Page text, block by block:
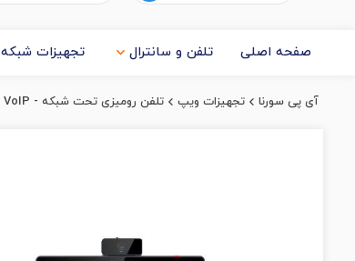
صفحه اصلی تلفن و سانترال تجهیزات شبکه
آی پی سورنا تجهیزات ویپ تلفن رومیزی تحت شبکه - VoIP